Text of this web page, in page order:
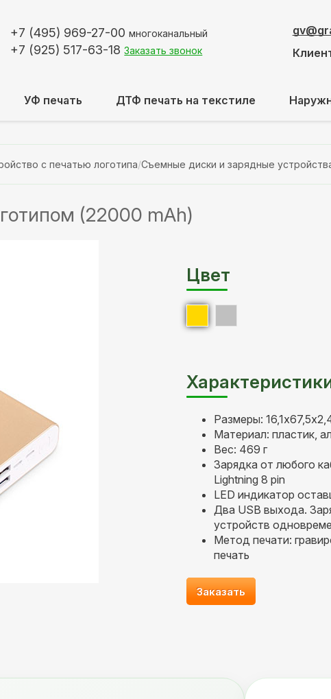
+7 (495) 969-27-00 многоканальный
+7 (925) 517-63-18 Заказать звонок
УФ печать ДТФ печать на текстиле
с печатью логотипа/Съемные диски и зарядные
(22000 mAh)
Цвет
Размеры:
Материал: пластик,
Вес: 469 г
Зарядка от любого
Lightning 8 pin
LED индикатор
Два USB выхода.
устройств
Метод печати:
печать
Заказать